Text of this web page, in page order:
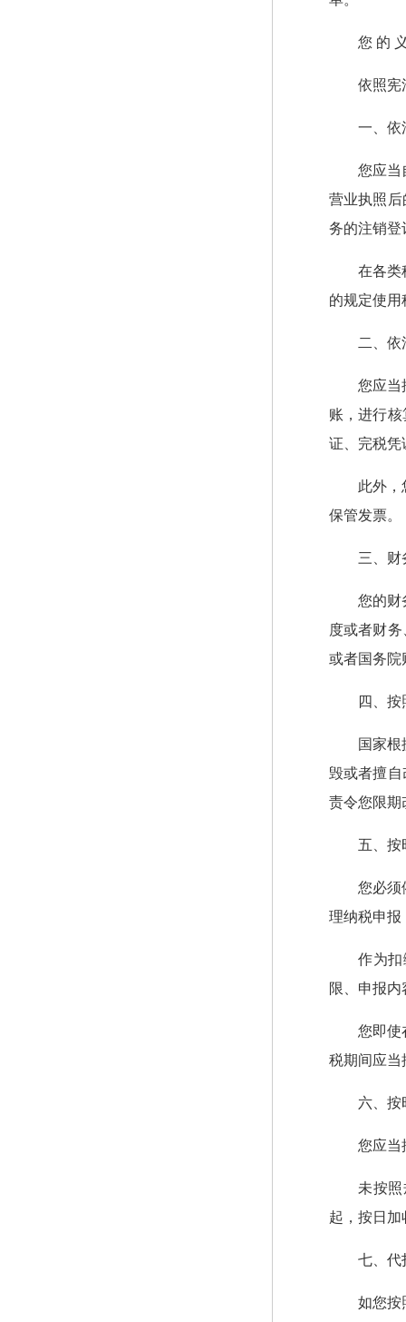
您 的
依照宪
一、依
您应当
营业执照
务的注销登
在各类
的规定使
二、
您应当
账，进行
证、完税凭
此外，
保管发票。
三、财
您的财
度或者财
或者国务院
四、
国家
毁或者擅
责令您限期
五、按
您必须
理纳税申报
作为
限、申报
您即使
税期间应当
六、按
您应当
未按
起，按日
七、代
如您按